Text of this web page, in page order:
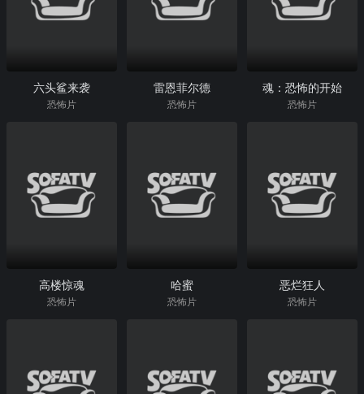
六头鲨来袭
恐怖片
雷恩菲尔德
恐怖片
魂：恐怖的开始
恐怖片
高楼惊魂
恐怖片
哈蜜
恐怖片
恶烂狂人
恐怖片